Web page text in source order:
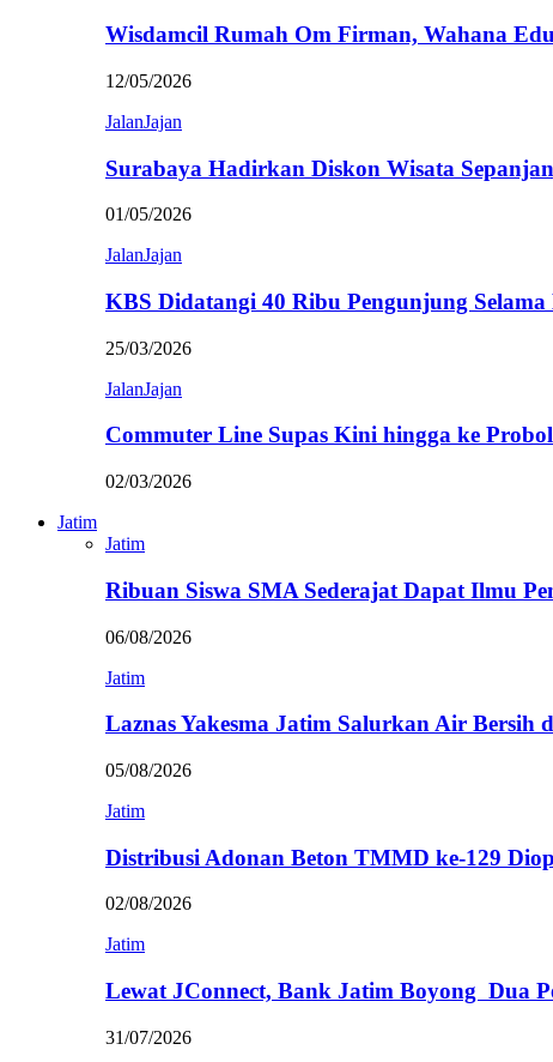
Wisdamcil Rumah Om Firman, Wahana
12/05/2026
JalanJajan
Surabaya Hadirkan Diskon Wisata
01/05/2026
JalanJajan
KBS Didatangi 40 Ribu Pengunjung
25/03/2026
JalanJajan
Commuter Line Supas Kini hingga ke
02/03/2026
Jatim
Jatim
Ribuan Siswa SMA Sederajat Dapat Ilmu
06/08/2026
Jatim
Laznas Yakesma Jatim Salurkan Air Bersih
05/08/2026
Jatim
Distribusi Adonan Beton TMMD ke-129
02/08/2026
Jatim
Lewat JConnect, Bank Jatim Boyong Dua
31/07/2026